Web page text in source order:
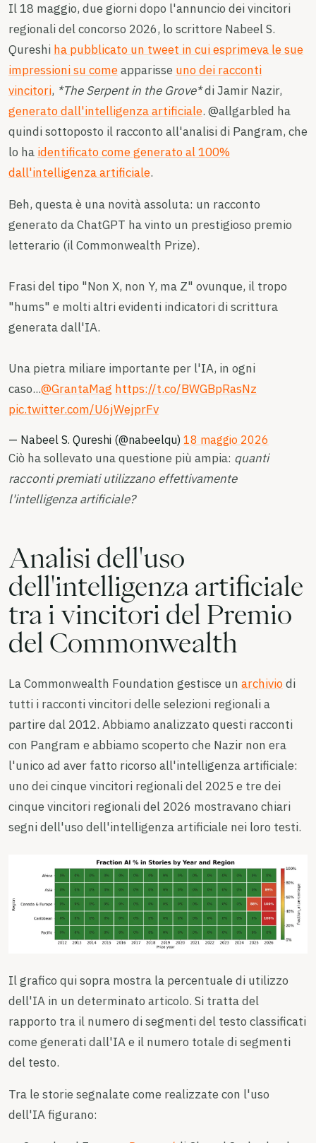
Il 18 maggio, due giorni dopo l'annuncio dei vincitori
regionali del concorso 2026, lo scrittore Nabeel S.
Qureshi ha pubblicato un tweet in cui esprimeva le sue
impressioni su comeapparisse uno dei racconti
vincitori, *The Serpent in the Grove*di Jamir Nazir,
generato dall'intelligenza artificiale. @allgarbled ha
quindi sottoposto il racconto all'analisi di Pangram, che
lo ha identificato come generato al 100%
dall'intelligenza artificiale.
Beh, questa è una novità assoluta: un racconto
generato da ChatGPT ha vinto un prestigioso premio
letterario (il Commonwealth Prize).
Frasi del tipo "Non X, non Y, ma Z" ovunque, il tropo
"hums" e molti altri evidenti indicatori di scrittura
generata dall'IA.
Una pietra miliare importante per l'IA, in ogni
caso...@GrantaMag https://t.co/BWGBpRasNz
pic.twitter.com/U6jWejprFv
— Nabeel S. Qureshi (@nabeelqu) 18 maggio 2026
Ciò ha sollevato una questione più ampia: quanti
racconti premiati utilizzano effettivamente
l'intelligenza artificiale?
Analisi dell'uso
dell'intelligenza artificiale
tra i vincitori del Premio
del Commonwealth
La Commonwealth Foundation gestisce un archiviodi
tutti i racconti vincitori delle selezioni regionali a
partire dal 2012. Abbiamo analizzato questi racconti
con Pangram e abbiamo scoperto che Nazir non era
l'unico ad aver fatto ricorso all'intelligenza artificiale:
uno dei cinque vincitori regionali del 2025 e tre dei
cinque vincitori regionali del 2026 mostravano chiari
segni dell'uso dell'intelligenza artificiale nei loro testi.
Il grafico qui sopra mostra la percentuale di utilizzo
dell'IA in un determinato articolo. Si tratta del
rapporto tra il numero di segmenti del testo classificati
come generati dall'IA e il numero totale di segmenti
del testo.
Tra le storie segnalate come realizzate con l'uso
dell'IA figurano: